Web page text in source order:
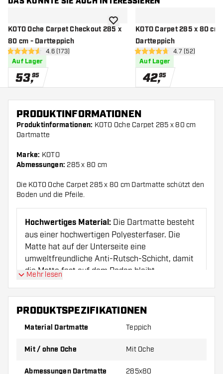
KOTO Oche Carpet Checkout 285 x
80 cm - Dartteppich
Bewertungsbereich öffnen
4.6 Bewertungssterne
4.6 (173)
Auf Lager
53,95
Zur Wunschliste hinzufügen
KOTO Carpet 285 x 80 cm
Dartteppich
4.7 Bewertungssterne
4.7 (52)
Auf Lager
42,95
PRODUKTINFORMATIONEN
Produktinformationen: KOTO Oche Carpet 285 x 80 cm
Dartmatte
Marke: KOTO
Abmessungen: 285 x 80 cm
Die KOTO Oche Carpet 285 x 80 cm Dartmatte schützt den
Boden und die Pfeile.
Hochwertiges Material: Die Dartmatte besteht
aus einer hochwertigen Polyesterfaser. Die
Matte hat auf der Unterseite eine
umweltfreundliche Anti-Rutsch-Schicht, damit
die Matte fest auf dem Boden bleibt.
Wurflinie:Die KOTO Carpet Checkout
Dartmatte hat vier offizielle Wurflinien, damit
Sie immer den richtigen Abstand zur
Mehr lesen
PRODUKTSPEZIFIKATIONEN
Material Dartmatte Teppich
Mit / ohne Oche Mit Oche
Abmessungen Dartmatte 285x80